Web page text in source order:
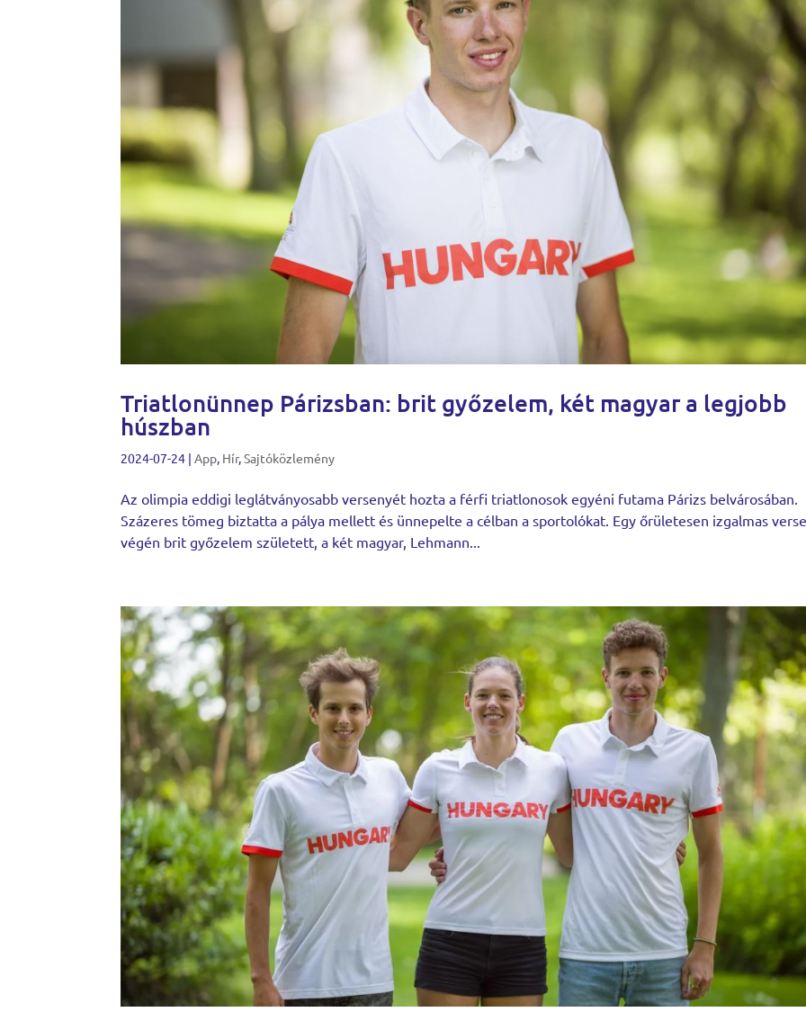
Triatlonünnep Párizsban: brit győzelem, két magyar a legjobb
húszban
2024-07-24 |App, Hír,Sajtóközlemény
Az olimpia eddigi leglátványosabb versenyét hozta a férfi triatlonosok egyéni futama Párizs belvárosában.
Százeres tömeg biztatta a pálya mellett és ünnepelte a célban a sportolókat. Egy őrületesen izgalmas
végén brit győzelem született, a két magyar, Lehmann...